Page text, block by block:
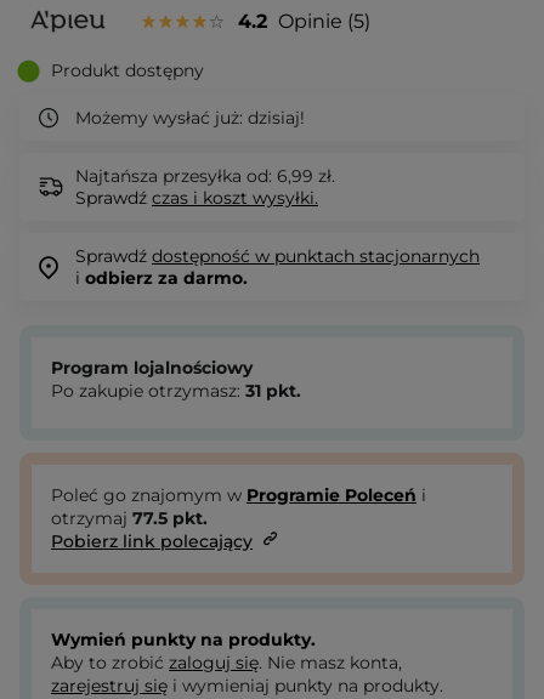
4.2 Opinie 5
Produkt dostępny
Możemy wysłać już: dzisiaj!
Najtańsza przesyłka od: 6,99 zł.
Sprawdź czas i koszt wysyłki.
Sprawdź dostępność w punktach stacjonarnych
i odbierz za darmo.
Program lojalnościowy
Po zakupie otrzymasz: 31 pkt.
Poleć go znajomym w Programie Poleceń i
otrzymaj 77.5 pkt.
Pobierz link polecający
Wymień punkty na produkty.
Aby to zrobić zaloguj się. Nie masz konta,
zarejestruj się i wymieniaj punkty na produkty.